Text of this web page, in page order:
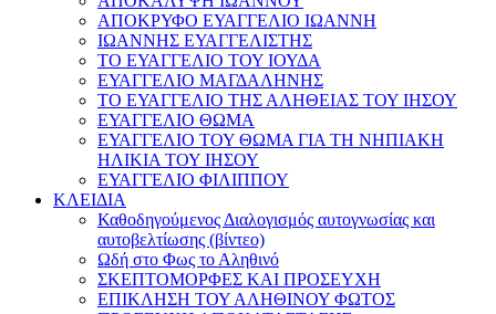
ΑΠΟΚΡΥΦΟ ΕΥΑΓΓΕΛΙΟ ΙΩΑΝΝΗ
ΙΩΑΝΝΗΣ ΕΥΑΓΓΕΛΙΣΤΗΣ
ΤΟ ΕΥΑΓΓΕΛΙΟ ΤΟΥ ΙΟΥΔΑ
ΕΥΑΓΓΕΛΙΟ ΜΑΓΔΑΛΗΝΗΣ
ΤΟ ΕΥΑΓΓΕΛΙΟ ΤΗΣ ΑΛΗΘΕΙΑΣ ΤΟΥ ΙΗΣΟΥ
ΕΥΑΓΓΕΛΙΟ ΘΩΜΑ
ΕΥΑΓΓΕΛΙΟ ΤΟΥ ΘΩΜΑ ΓΙΑ ΤΗ ΝΗΠΙΑΚΗ
ΗΛΙΚΙΑ ΤΟΥ ΙΗΣΟΥ
ΕΥΑΓΓΕΛΙΟ ΦΙΛΙΠΠΟΥ
ΚΛΕΙΔΙΑ
Καθοδηγούμενος Διαλογισμός αυτογνωσίας και
αυτοβελτίωσης (βίντεο)
Ωδή στο Φως το Αληθινό
ΣΚΕΠΤΟΜΟΡΦΕΣ ΚΑΙ ΠΡΟΣΕΥΧΗ
ΕΠΙΚΛΗΣΗ ΤΟΥ ΑΛΗΘΙΝΟΥ ΦΩΤΟΣ